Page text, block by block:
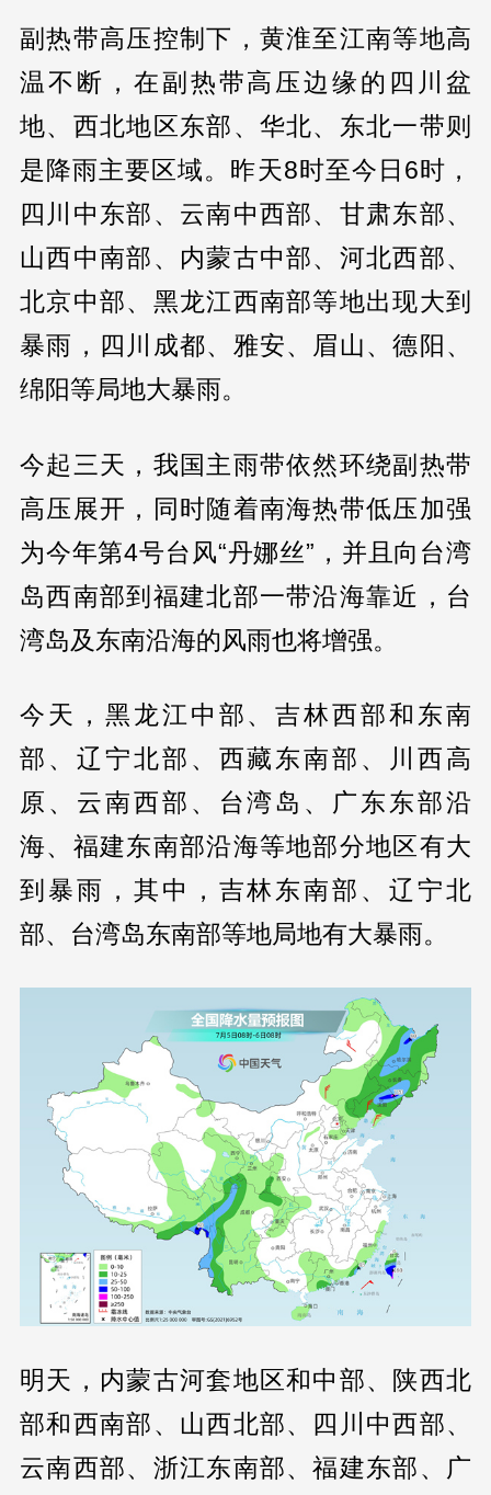
副热带高压控制下，黄淮至江南等地高
温不断，在副热带高压边缘的四川盆
地、西北地区东部、华北、东北一带则
是降雨主要区域。昨天8时至今日6时，
四川中东部、云南中西部、甘肃东部、
山西中南部、内蒙古中部、河北西部、
北京中部、黑龙江西南部等地出现大到
暴雨，四川成都、雅安、眉山、德阳、
绵阳等局地大暴雨。
今起三天，我国主雨带依然环绕副热带
高压展开，同时随着南海热带低压加强
为今年第4号台风“丹娜丝”，并且向台湾
岛西南部到福建北部一带沿海靠近，台
湾岛及东南沿海的风雨也将增强。
今天，黑龙江中部、吉林西部和东南
部、辽宁北部、西藏东南部、川西高
原、云南西部、台湾岛、广东东部沿
海、福建东南部沿海等地部分地区有大
到暴雨，其中，吉林东南部、辽宁北
部、台湾岛东南部等地局地有大暴雨。
明天，内蒙古河套地区和中部、陕西北
部和西南部、山西北部、四川中西部、
云南西部、浙江东南部、福建东部、广